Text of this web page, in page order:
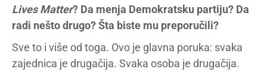
Lives Matter? Da menja Demokratsku partiju? Da
radi nešto drugo? Šta biste mu preporučili?
Sve to i više od toga. Ovo je glavna poruka: svaka
zajednica je drugačija. Svaka osoba je drugačija.